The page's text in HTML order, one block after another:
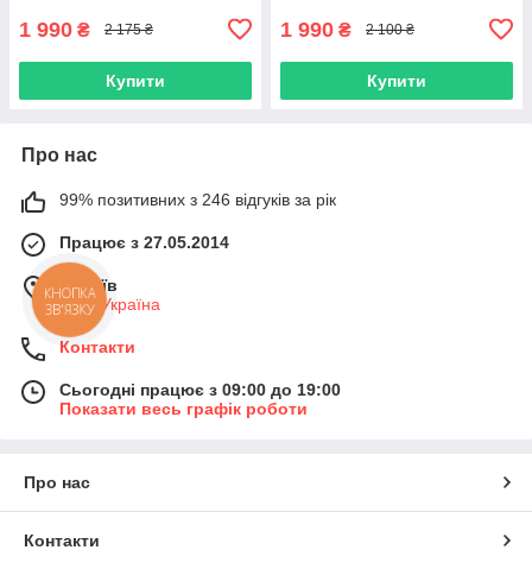
1 990 ₴ 2 175 ₴
Купити
1 990 ₴ 2 100 ₴
Купити
Про нас
99% позитивних з 246 відгуків за рік
Працює з 27.05.2014
м. Київ
Київ, Україна
Контакти
Сьогодні працює з 09:00 до 19:00
Показати весь графік роботи
Про нас
Контакти
КНОПКА
ЗВ'ЯЗКУ